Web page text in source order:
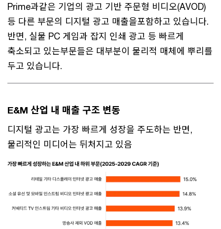
Prime과같은 기업의 광고 기반 주문형 비디오(AVOD)
등 다른 부문의 디지털 광고 매출을포함하고 있습니다.
반면, 실물 PC 게임과 잡지 인쇄 광고 등 빠르게
축소되고 있는부문들은 대부분이 물리적 매체에 뿌리를
두고 있습니다.
E&M 산업 내 매출 구조 변동
디지털 광고는 가장 빠르게 성장을 주도하는 반면,
물리적인 미디어는 뒤처지고 있음